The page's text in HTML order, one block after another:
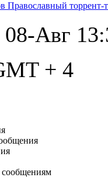
Православный торрент-
08-Авг
+ 4
сообщениям